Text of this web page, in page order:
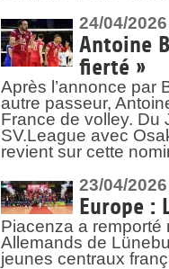
24/04/2026
Antoine
fierté »
Après l’annonce par
autre passeur,
France de volley. Du
SV.League avec
revient sur cette
23/04/2026
Europe :
Piacenza a remporté
Allemands de
jeunes centraux